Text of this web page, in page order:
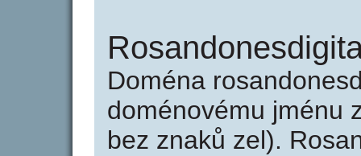
Doména
doménovému jménu
bez znaků zel).